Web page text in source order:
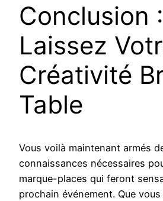
Conclusion :
Laissez
Créativité
Table
Vous voilà maintenant armés
connaissances nécessaires
marque-places qui feront
prochain événement. Que